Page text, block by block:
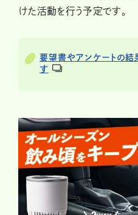
けた活動を行う予定です。
要望書やアンケートの結
す